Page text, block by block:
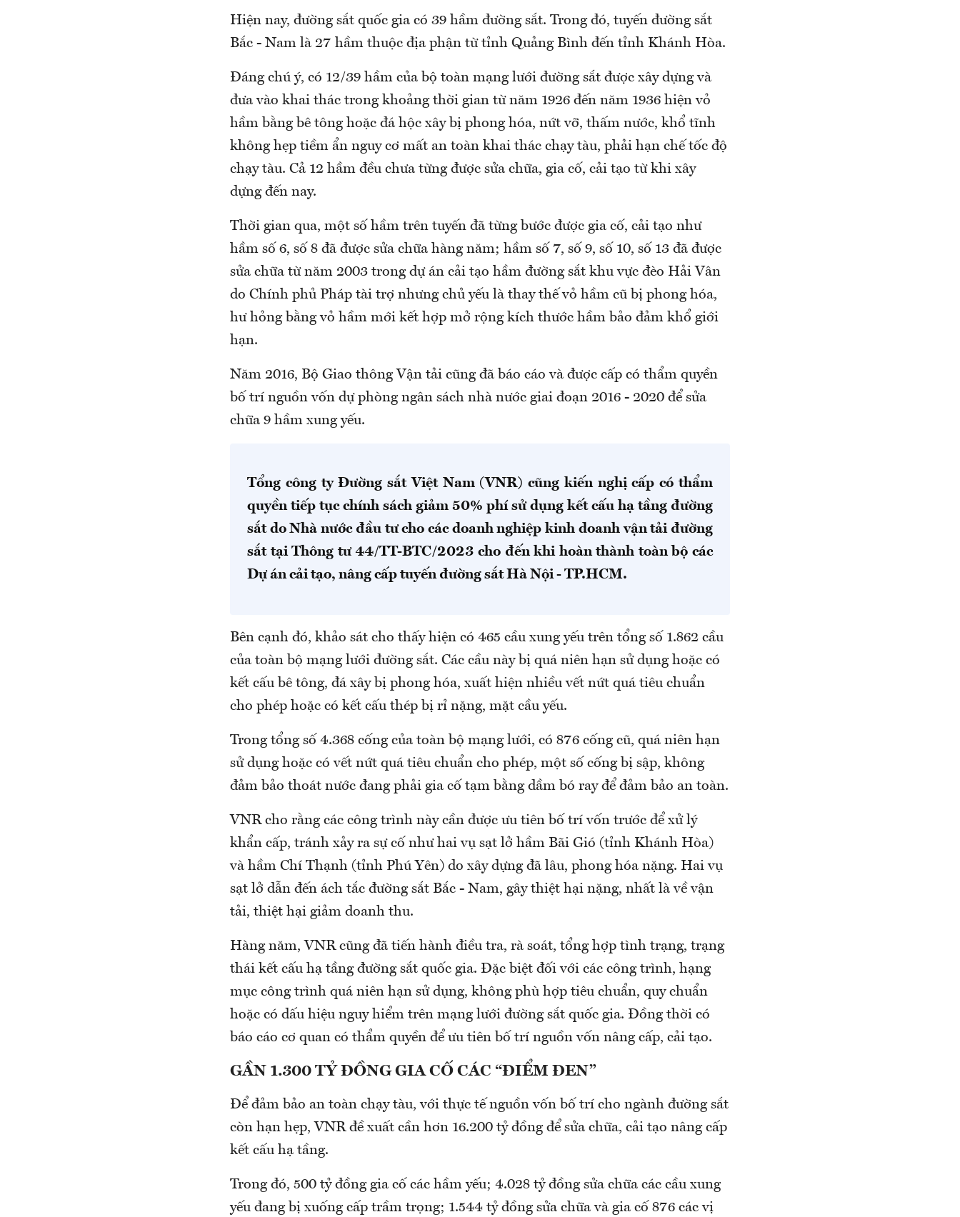
Hiện nay, đường sắt quốc gia có 39 hầm đường sắt. Trong đó, tuyến đường sắt
Bắc - Nam là 27 hầm thuộc địa phận từ tỉnh Quảng Bình đến tỉnh Khánh Hòa.
Đáng chú ý, có 12/39 hầm của bộ toàn mạng lưới đường sắt được xây dựng và
đưa vào khai thác trong khoảng thời gian từ năm 1926 đến năm 1936 hiện vỏ
hầm bằng bê tông hoặc đá hộc xây bị phong hóa, nứt vỡ, thấm nước, khổ tĩnh
không hẹp tiềm ẩn nguy cơ mất an toàn khai thác chạy tàu, phải hạn chế tốc độ
chạy tàu. Cả 12 hầm đều chưa từng được sửa chữa, gia cố, cải tạo từ khi xây
dựng đến nay.
Thời gian qua, một số hầm trên tuyến đã từng bước được gia cố, cải tạo như
hầm số 6, số 8 đã được sửa chữa hàng năm; hầm số 7, số 9, số 10, số 13 đã được
sửa chữa từ năm 2003 trong dự án cải tạo hầm đường sắt khu vực đèo Hải Vân
do Chính phủ Pháp tài trợ nhưng chủ yếu là thay thế vỏ hầm cũ bị phong hóa,
hư hỏng bằng vỏ hầm mới kết hợp mở rộng kích thước hầm bảo đảm khổ giới
hạn.
Năm 2016, Bộ Giao thông Vận tải cũng đã báo cáo và được cấp có thẩm quyền
bố trí nguồn vốn dự phòng ngân sách nhà nước giai đoạn 2016 - 2020 để sửa
chữa 9 hầm xung yếu.
Tổng công ty Đường sắt Việt Nam (VNR) cũng kiến nghị cấp có thẩm
quyền tiếp tục chính sách giảm 50% phí sử dụng kết cấu hạ tầng đường
sắt do Nhà nước đầu tư cho các doanh nghiệp kinh doanh vận tải đường
sắt tại Thông tư 44/TT-BTC/2023 cho đến khi hoàn thành toàn bộ các
Dự án cải tạo, nâng cấp tuyến đường sắt Hà Nội - TP.HCM.
Bên cạnh đó, khảo sát cho thấy hiện có 465 cầu xung yếu trên tổng số 1.862 cầu
của toàn bộ mạng lưới đường sắt. Các cầu này bị quá niên hạn sử dụng hoặc có
kết cấu bê tông, đá xây bị phong hóa, xuất hiện nhiều vết nứt quá tiêu chuẩn
cho phép hoặc có kết cấu thép bị rỉ nặng, mặt cầu yếu.
Trong tổng số 4.368 cống của toàn bộ mạng lưới, có 876 cống cũ, quá niên hạn
sử dụng hoặc có vết nứt quá tiêu chuẩn cho phép, một số cống bị sập, không
đảm bảo thoát nước đang phải gia cố tạm bằng dầm bó ray để đảm bảo an toàn.
VNR cho rằng các công trình này cần được ưu tiên bố trí vốn trước để xử lý
khẩn cấp, tránh xảy ra sự cố như hai vụ sạt lở hầm Bãi Gió (tỉnh Khánh Hòa)
và hầm Chí Thạnh (tỉnh Phú Yên) do xây dựng đã lâu, phong hóa nặng. Hai vụ
sạt lở dẫn đến ách tắc đường sắt Bắc - Nam, gây thiệt hại nặng, nhất là về vận
tải, thiệt hại giảm doanh thu.
Hàng năm, VNR cũng đã tiến hành điều tra, rà soát, tổng hợp tình trạng, trạng
thái kết cấu hạ tầng đường sắt quốc gia. Đặc biệt đối với các công trình, hạng
mục công trình quá niên hạn sử dụng, không phù hợp tiêu chuẩn, quy chuẩn
hoặc có dấu hiệu nguy hiểm trên mạng lưới đường sắt quốc gia. Đồng thời có
báo cáo cơ quan có thẩm quyền để ưu tiên bố trí nguồn vốn nâng cấp, cải tạo.
GẦN 1.300 TỶ ĐỒNG GIA CỐ CÁC “ĐIỂM ĐEN”
Để đảm bảo an toàn chạy tàu, với thực tế nguồn vốn bố trí cho ngành đường sắt
còn hạn hẹp, VNR đề xuất cần hơn 16.200 tỷ đồng để sửa chữa, cải tạo nâng cấp
kết cấu hạ tầng.
Trong đó, 500 tỷ đồng gia cố các hầm yếu; 4.028 tỷ đồng sửa chữa các cầu xung
yếu đang bị xuống cấp trầm trọng; 1.544 tỷ đồng sửa chữa và gia cố 876 các vị